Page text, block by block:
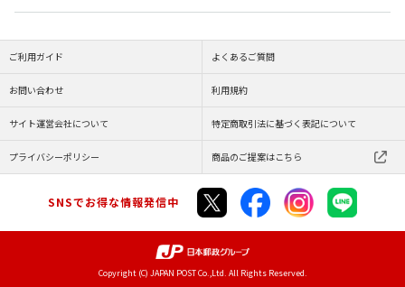
ご利用ガイド よくあるご質問
お問い合わせ 利用規約
サイト運営会社について 特定商取引法に基づく表記について
プライバシーポリシー 商品のご提案はこちら
SNSでお得な情報発信中
Copyright (C) JAPAN POST Co.,Ltd. All Rights Reserved.